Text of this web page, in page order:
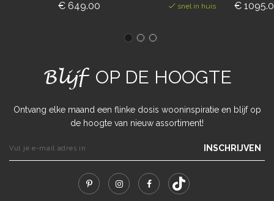
€ 649.00 snel in huis €
Blijf OP DE HOOGTE
Ontvang elke maand een flinke dosis wooninspiratie en blijf op
de hoogte van nieuw assortiment!
INSCHRIJVEN